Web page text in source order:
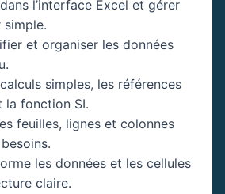
l’interface Excel et gérer
simple.
et organiser les données
simples, les références
la fonction SI.
feuilles, lignes et colonnes
les données et les cellules
claire.